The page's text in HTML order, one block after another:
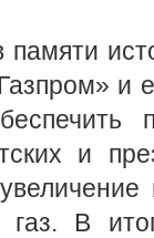
и
и
газ. В